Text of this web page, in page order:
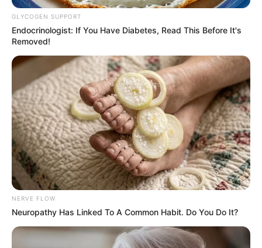
Fonte: tettiartesanato
GLYCOGEN SUPPORT
Endocrinologist: If You Have Diabetes, Read This Before It's
Removed!
NERVE FLOW
Neuropathy Has Linked To A Common Habit. Do You Do It?